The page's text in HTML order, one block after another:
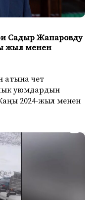
Садыр Жапаровду
жыл менен
атына чет
уюмдардын
2024-жыл менен